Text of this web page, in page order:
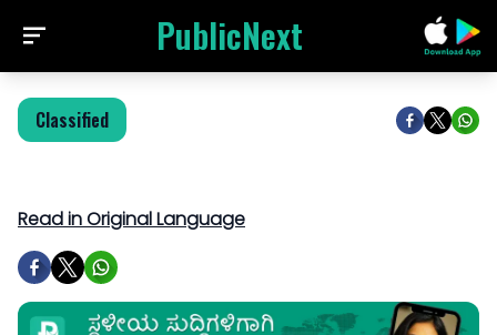
PublicNext
Classified
Read in Original Language